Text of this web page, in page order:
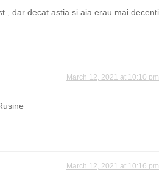
, dar decat astia si aia erau mai decenti
March 12, 2021 at 10:10 pm
March 12, 2021 at 10:16 pm